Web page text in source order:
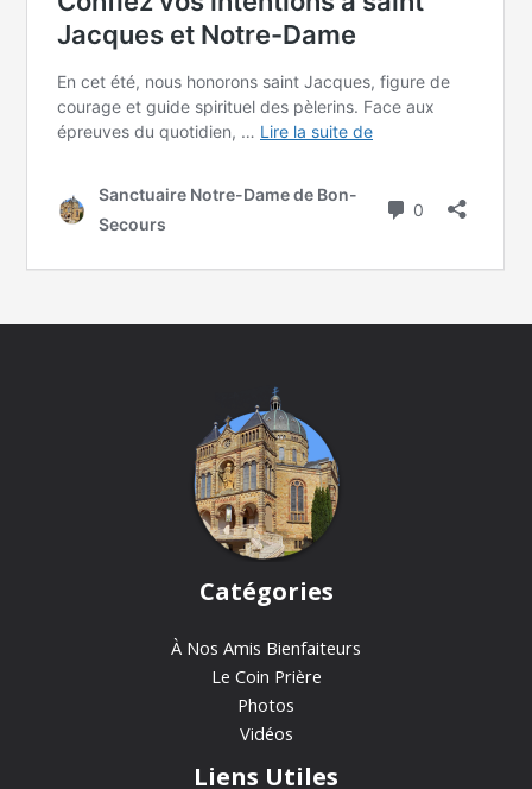
Catégories
À Nos Amis Bienfaiteurs
Le Coin Prière
Photos
Vidéos
Liens Utiles